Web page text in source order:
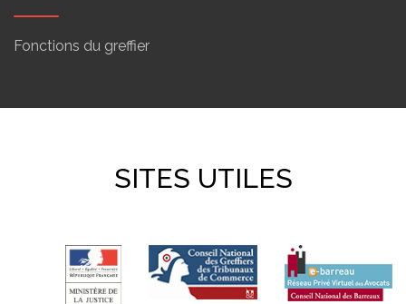
Fonctions du greffier
SITES UTILES